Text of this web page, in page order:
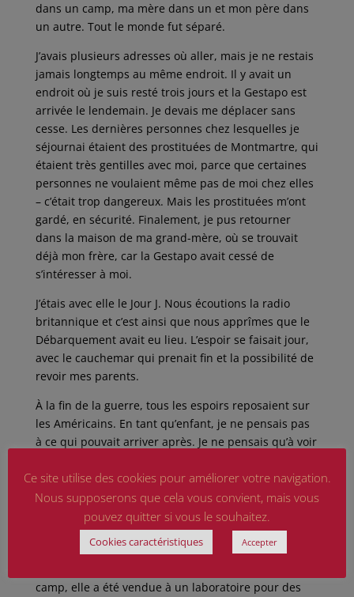
dans un camp, ma mère dans un et mon père dans
un autre. Tout le monde fut séparé.
J’avais plusieurs adresses où aller, mais je ne restais
jamais longtemps au même endroit. Il y avait un
endroit où je suis resté trois jours et la Gestapo est
arrivée le lendemain. Je devais me déplacer sans
cesse. Les dernières personnes chez lesquelles je
séjournai étaient des prostituées de Montmartre, qui
étaient très gentilles avec moi, parce que certaines
personnes ne voulaient même pas de moi chez elles
– c’était trop dangereux. Mais les prostituées m’ont
gardé, en sécurité. Finalement, je pus retourner
dans la maison de ma grand-mère, où se trouvait
déjà mon frère, car la Gestapo avait cessé de
s’intéresser à moi.
J’étais avec elle le Jour J. Nous écoutions la radio
britannique et c’est ainsi que nous apprîmes que le
Débarquement avait eu lieu. L’espoir se faisait jour,
avec le cauchemar qui prenait fin et la possibilité de
revoir mes parents.
À la fin de la guerre, tous les espoirs reposaient sur
les Américains. En tant qu’enfant, je ne pensais pas
à ce qui pouvait arriver après. Je ne pensais qu’à voir
savaient pas ce qu’étaient les camps de
concentration. Nous pensions que c’était comme des
usines où les gens étaient envoyés travailler.
L’horreur était inimaginable à l’époque. Un de mes
oncles y fut tué. Mon père et un autre oncle ont
camp, elle a été vendue à un laboratoire pour des
Ce site utilise des cookies pour améliorer votre navigation.
Nous supposerons que cela vous convient, mais vous
pouvez quitter si vous le souhaitez.
Cookies caractéristiques Accepter